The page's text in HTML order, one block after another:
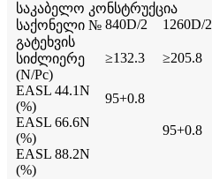
საკაბელო კონსტრუქცია
საქონელი № 840D/2 1260D/2
გატეხვის
სიძლიერე
(N/Pc)
≥132.3 ≥205.8
EASL 44.1N
(%)
95+0.8
EASL 66.6N
(%)
95+0.8
EASL 88.2N
(%)